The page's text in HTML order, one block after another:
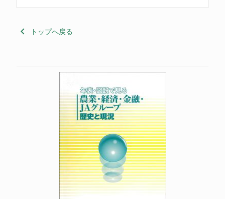
keyboard_arrow_left トップへ戻る